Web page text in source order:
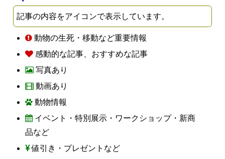
記事の内容をアイコンで表示しています。
動物の生死・移動など重要情報
感動的な記事、おすすめな記事
写真あり
動画あり
動物情報
イベント・特別展示・ワークショップ・新商
品など
値引き・プレゼントなど